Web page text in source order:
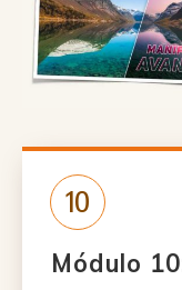
10
Módulo